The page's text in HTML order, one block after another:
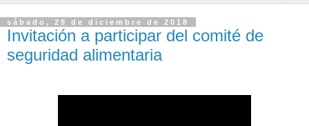
sábado, 29 de diciembre de 2018
Invitación a participar del comité de
seguridad alimentaria